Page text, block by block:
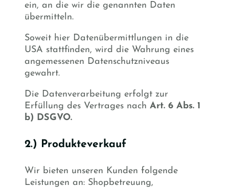
ein, an die wir die genannten Daten
übermitteln.
Soweit hier Datenübermittlungen in die
USA stattfinden, wird die Wahrung eines
angemessenen Datenschutzniveaus
gewahrt.
Die Datenverarbeitung erfolgt zur
Erfüllung des Vertrages nach Art. 6 Abs. 1
b) DSGVO.
2.) Produkteverkauf
Wir bieten unseren Kunden folgende
Leistungen an: Shopbetreuung,